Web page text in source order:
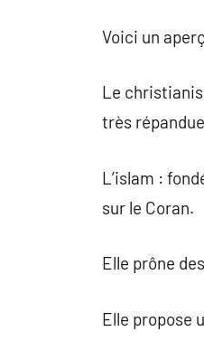
Voici un
Le
très
L’islam :
sur le Coran.
Elle prône
Elle propose